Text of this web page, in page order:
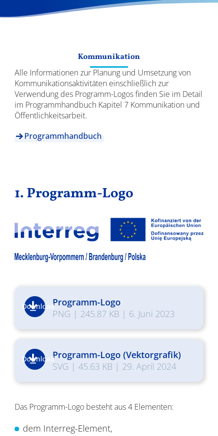
Kommunikation
Alle Informationen zur Planung und Umsetzung von
Kommunikationsaktivitäten einschließlich zur
Verwendung des Programm-Logos finden Sie im Detail
im Programmhandbuch Kapitel 7 Kommunikation und
Öffentlichkeitsarbeit.
Programmhandbuch
1. Programm-Logo
DownloadProgramm-Logo
PNG | 245.87 KB | 6. Juni 2023
DownloadProgramm-Logo (Vektorgrafik)
SVG | 45.63 KB | 29. April 2024
Das Programm-Logo besteht aus 4 Elementen:
dem Interreg-Element,